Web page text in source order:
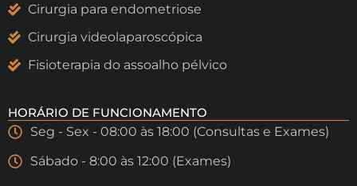
Cirurgia para endometriose
Cirurgia videolaparoscópica
Fisioterapia do assoalho pélvico
HORÁRIO DE FUNCIONAMENTO
Seg - Sex - 08:00 às 18:00 (Consultas e Exames)
Sábado - 8:00 às 12:00 (Exames)